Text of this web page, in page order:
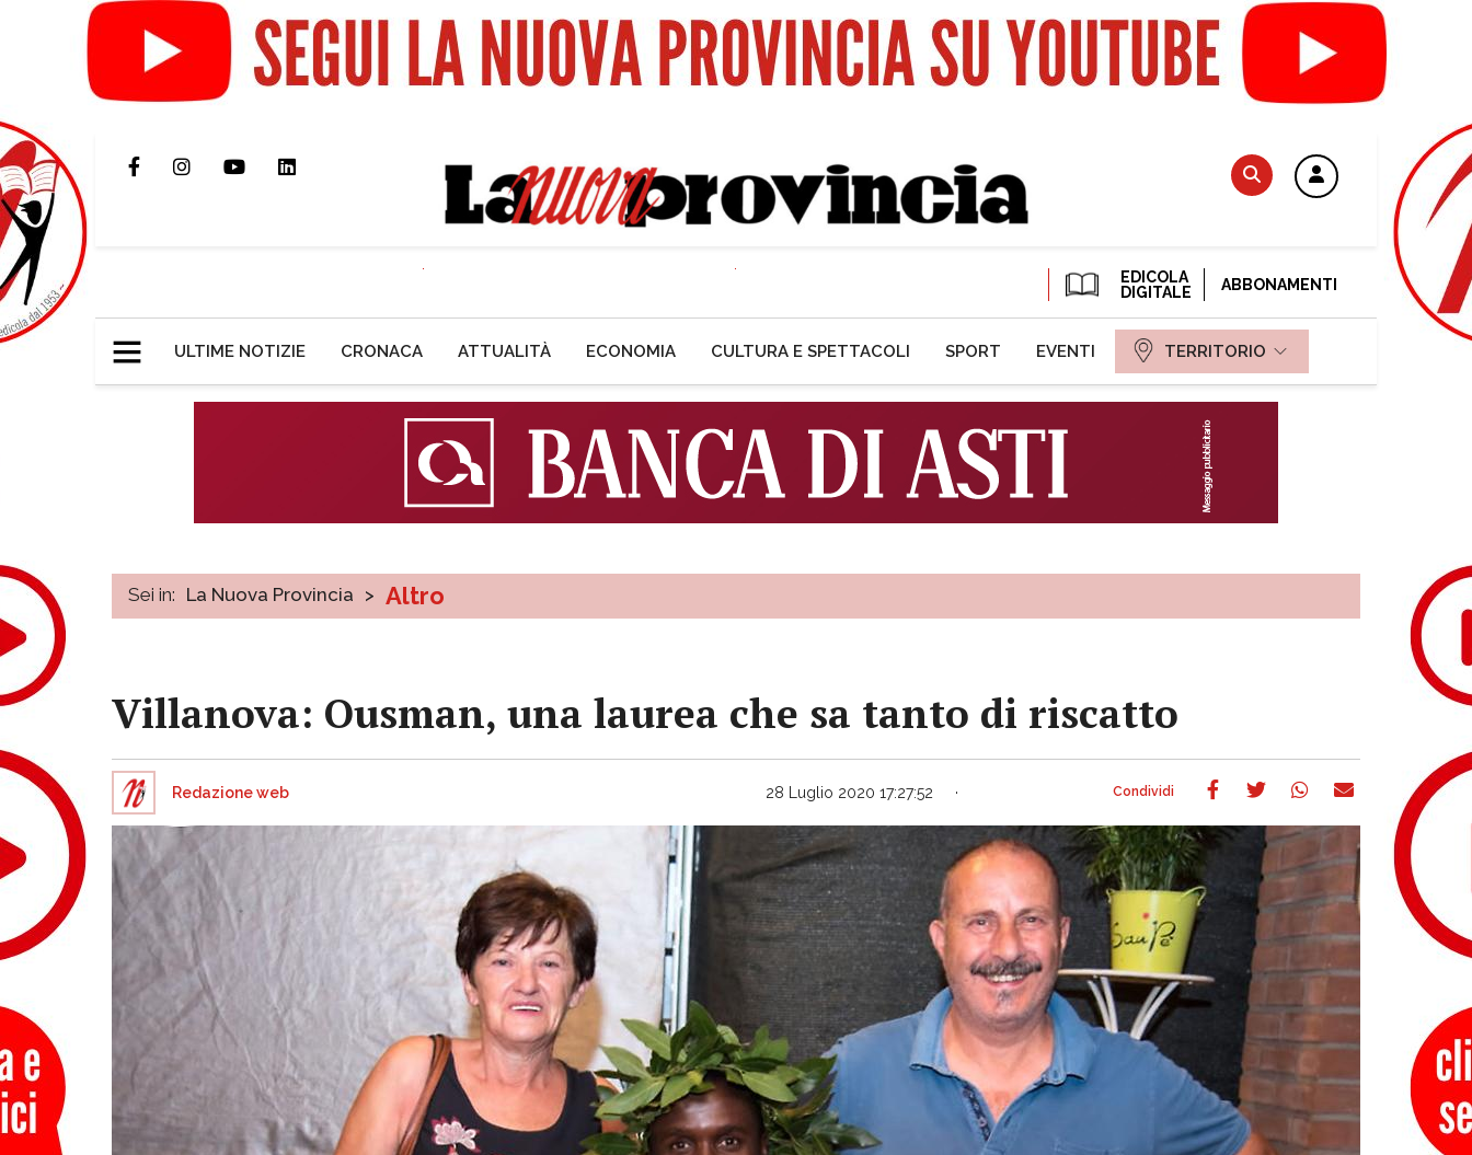
EDICOLA
DIGITALE
ABBONAMENTI
ULTIME NOTIZIE CRONACA ATTUALITÀ ECONOMIA CULTURA E SPETTACOLI SPORT EVENTI TERRITORIO
Sei in: La Nuova Provincia > Altro
Villanova: Ousman, una laurea che sa tanto di riscatto
Redazione web 28 Luglio 2020 17:27:52